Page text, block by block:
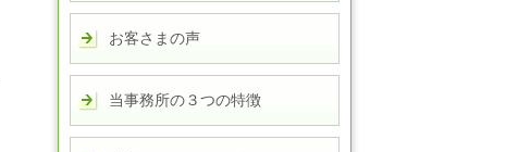
お客さまの声
当事務所の３つの特徴